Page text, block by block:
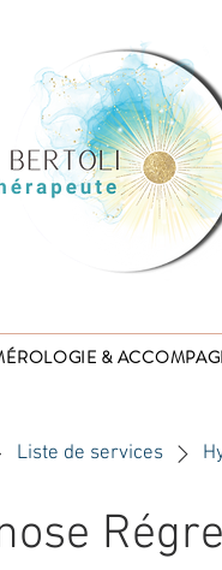
&
Liste de services